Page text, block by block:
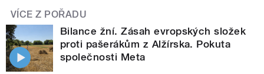
VÍCE Z POŘADU
Bilance žní. Zásah evropských složek
proti pašerákům z Alžírska. Pokuta
společnosti Meta